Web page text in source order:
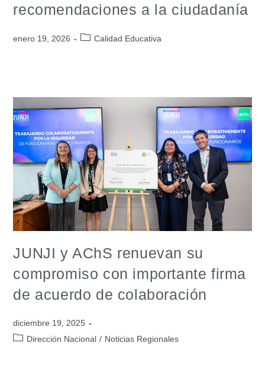
recomendaciones a la ciudadanía
enero 19, 2026 Calidad Educativa
JUNJI y AChS renuevan su
compromiso con importante firma
de acuerdo de colaboración
diciembre 19, 2025
Dirección Nacional / Noticias Regionales